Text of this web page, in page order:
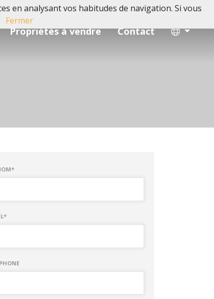
Propriétés à vendre Contact
en analysant vos habitudes de navigation. Si vous
Fermer